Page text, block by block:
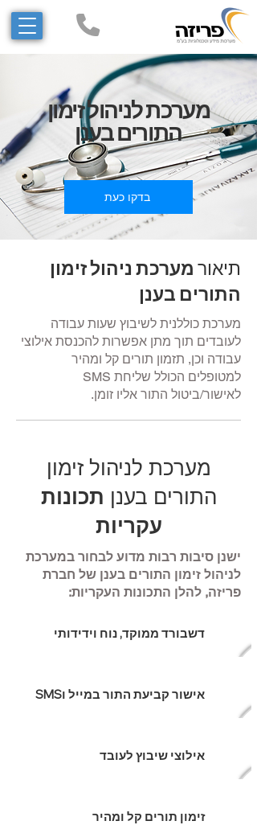
מערכת לניהול זימון
התורים בענן
בדקו כעת
תיאור מערכת ניהול זימון
התורים בענן
מערכת כוללנית לשיבוץ שעות עבודה
לעובדים תוך מתן אפשרות להכנסת אילוצי
עבודה וכן, תזמון תורים קל ומהיר
למטופלים הכולל שליחת SMS
לאישור/ביטול התור אליו זומן.
מערכת לניהול זימון
התורים בענן תכונות
עקריות
ישנן סיבות רבות מדוע לבחור במערכת
לניהול זימון התורים בענן של חברת
פריזה, להלן התכונות העקריות:
דשבורד ממוקד, נוח וידידותי
אישור קביעת התור במייל וSMS
אילוצי שיבוץ לעובד
זימון תורים קל ומהיר